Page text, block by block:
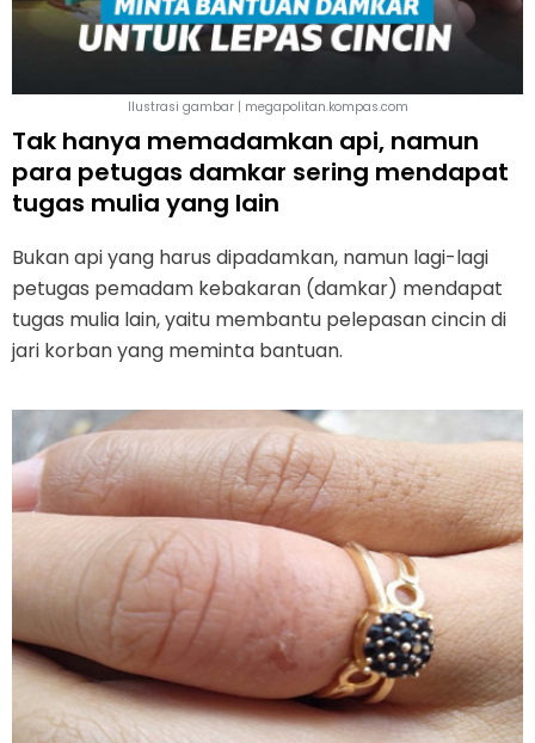
Ilustrasi gambar | megapolitan.kompas.com
Tak hanya memadamkan api, namun
para petugas damkar sering mendapat
tugas mulia yang lain
Bukan api yang harus dipadamkan, namun lagi-lagi
petugas pemadam kebakaran (damkar) mendapat
tugas mulia lain, yaitu membantu pelepasan cincin di
jari korban yang meminta bantuan.